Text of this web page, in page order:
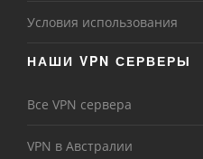
Условия использования
НАШИ VPN СЕРВЕРЫ
Все VPN сервера
VPN в Австралии